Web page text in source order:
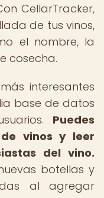
CellarTracker,
de tus vinos,
el nombre, la
cosecha.
interesantes
base de datos
Puedes
vinos y leer
del vino.
botellas y
al agregar